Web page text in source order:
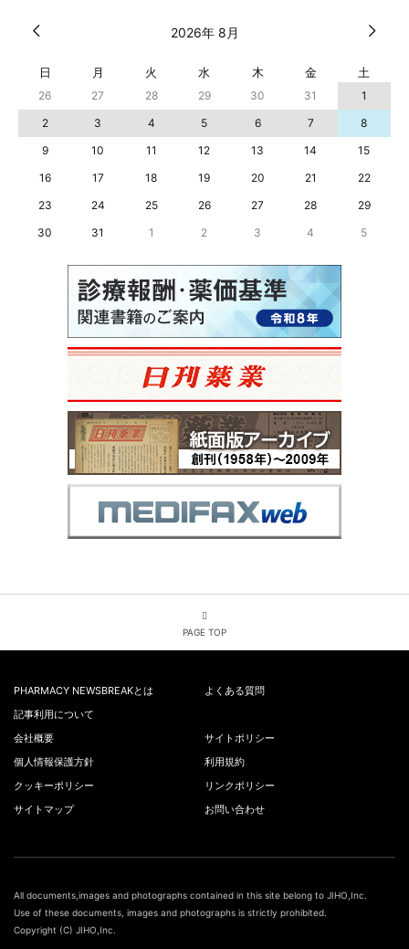
2026年 8月
日 月 火 水 木 金 土
26 27 28 29 30 31
1
2
3 4 5 6 7
8
9
10 11 12 13 14
15
16
17 18 19 20 21
22
23
24 25 26 27 28
29
30
31 1 2 3 4 5
PAGE TOP
PHARMACY NEWSBREAKとは
よくある質問
記事利用について
会社概要
サイトポリシー
個人情報保護方針
利用規約
クッキーポリシー
リンクポリシー
サイトマップ
お問い合わせ
All documents,images and photographs contained in this site belong to JIHO,Inc.
Use of these documents, images and photographs is strictly prohibited.
Copyright (C) JIHO,Inc.